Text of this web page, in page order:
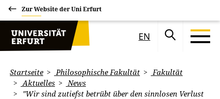
Zur Website der Uni Erfurt
EN
Startseite Philosophische Fakultät
Fakultät
Aktuelles
News
"Wir sind zutiefst betrübt über den sinnlosen Verlust